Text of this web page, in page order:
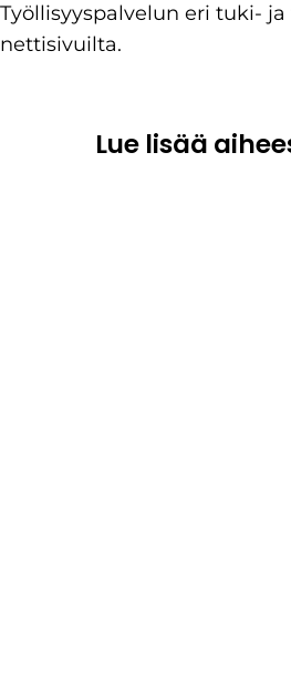
Työllisyyspalvelun eri tuki-
nettisivuilta.
Lue lisää